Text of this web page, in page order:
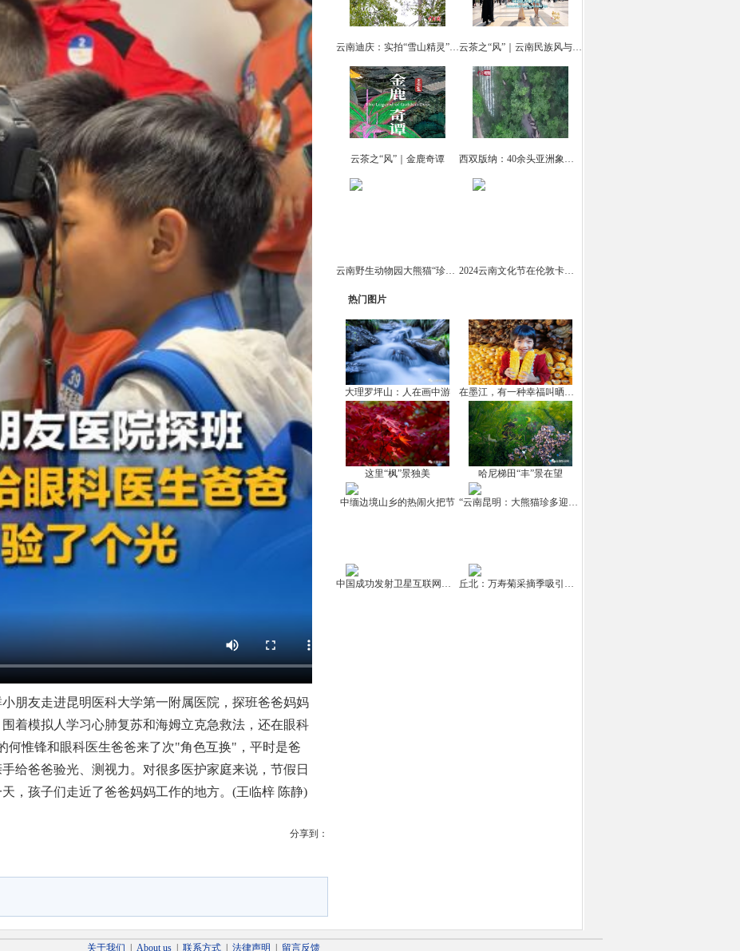
友走进昆明医科大学第一附属医院，探班爸爸妈妈
着模拟人学习心肺复苏和海姆立克急救法，还在眼科
何惟锋和眼科医生爸爸来了次"角色互换"，平时是爸
给爸爸验光、测视力。对很多医护家庭来说，节假日
，孩子们走近了爸爸妈妈工作的地方。(王临梓 陈静)
分享到：
云南迪庆：实拍“雪山精灵” 滇金丝猴觅食 云茶之“风”｜云南民族风与法式风情共舞
云茶之“风”｜金鹿奇谭 西双版纳：40余头亚洲象集体“出游戏水”
云南野生动物园大熊猫“珍多”迎来十岁生日 2024云南文化节在伦敦卡姆登市场举办
热门图片
大理罗坪山：人在画中游 在墨江，有一种幸福叫晒秋！
这里“枫”景独美 哈尼梯田“丰”景在望
中缅边境山乡的热闹火把节 “云南昆明：大熊猫珍多迎来10岁生日
中国成功发射卫星互联网高轨卫星 丘北：万寿菊采摘季吸引游客打卡
关于我们 About us 联系方式 法律声明 留言反馈